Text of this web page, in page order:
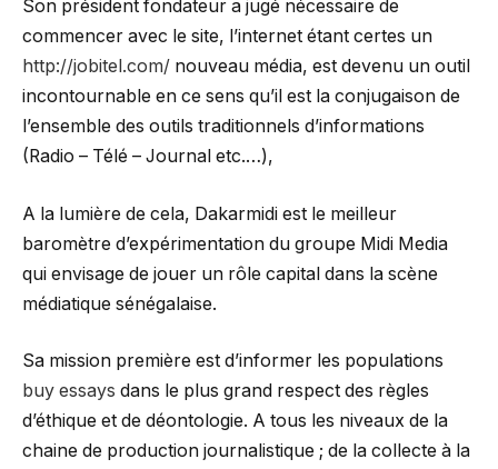
Son président fondateur a jugé nécessaire de
commencer avec le site, l’internet étant certes un
http://jobitel.com/ nouveau média, est devenu un outil
incontournable en ce sens qu’il est la conjugaison de
l’ensemble des outils traditionnels d’informations
(Radio – Télé – Journal etc.…),
A la lumière de cela, Dakarmidi est le meilleur
baromètre d’expérimentation du groupe Midi Media
qui envisage de jouer un rôle capital dans la scène
médiatique sénégalaise.
Sa mission première est d’informer les populations
buy essays dans le plus grand respect des règles
d’éthique et de déontologie. A tous les niveaux de la
chaine de production journalistique ; de la collecte à la